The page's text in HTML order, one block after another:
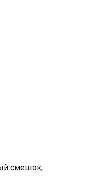
смешок,